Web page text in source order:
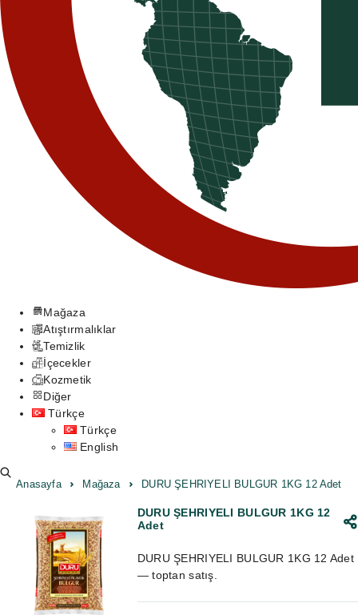
Mağaza
Atıştırmalıklar
Temizlik
İçecekler
Kozmetik
Diğer
Türkçe
Türkçe
English
Anasayfa Mağaza DURU ŞEHRIYELI BULGUR 1KG 12 Adet
DURU ŞEHRIYELI BULGUR 1KG 12
Adet
DURU ŞEHRIYELI BULGUR 1KG 12 Adet
— toptan satış.